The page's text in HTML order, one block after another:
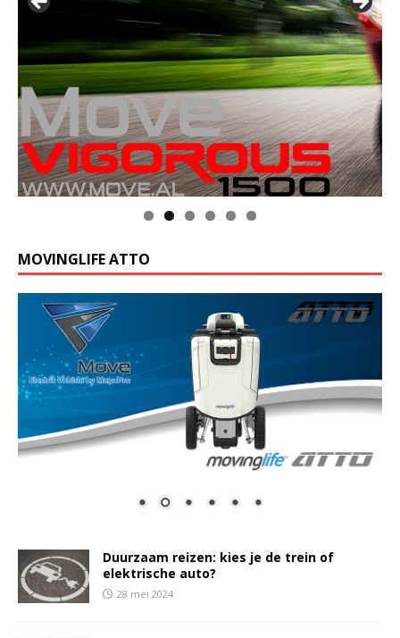
MOVINGLIFE ATTO
Duurzaam reizen: kies je de trein of
elektrische auto?
28 mei 2024